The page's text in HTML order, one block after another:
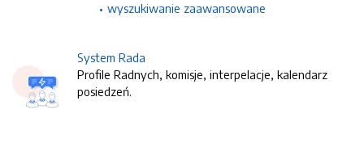
wyszukiwanie zaawansowane
System Rada
Profile Radnych, komisje, interpelacje, kalendarz
posiedzeń.